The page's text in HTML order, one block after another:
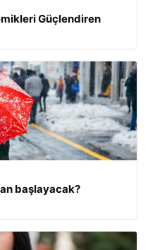
Güçlendiren
başlayacak?